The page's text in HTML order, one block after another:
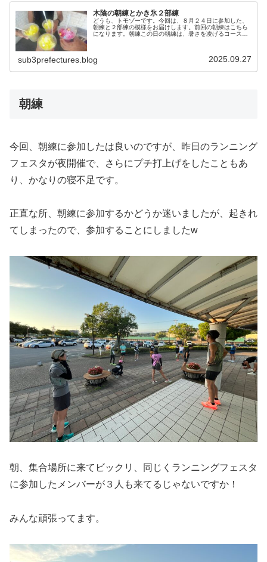
木陰の朝練とかき氷２部練
どうも、トモゾーです。今回は、８月２４日に参加した、
朝練と２部練の模様をお届けします。前回の朝練はこちら
になります。朝練この日の朝練は、暑さを凌げるコース
sub3prefectures.blog 2025.09.27
朝練
今回、朝練に参加したは良いのですが、昨日のランニング
フェスタが夜開催で、さらにプチ打上げをしたこともあ
り、かなりの寝不足です。
正直な所、朝練に参加するかどうか迷いましたが、起きれ
てしまったので、参加することにしましたw
朝、集合場所に来てビックリ、同じくランニングフェスタ
に参加したメンバーが３人も来てるじゃないですか！
みんな頑張ってます。